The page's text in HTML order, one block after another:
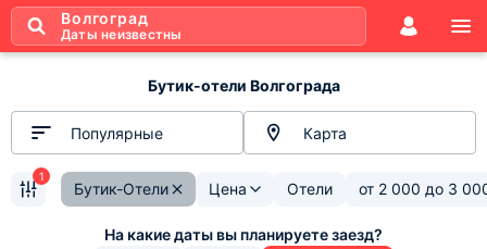
Волгоград
Даты неизвестны
Бутик-отели Волгограда
Популярные Карта
Бутик-Отели Цена Отели от 2 000 до 3
1